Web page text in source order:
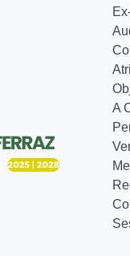
A